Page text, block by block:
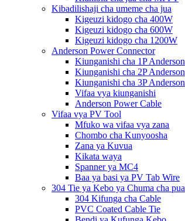
Kibadilishaji cha umeme cha jua
Kigeuzi kidogo cha 400W
Kigeuzi kidogo cha 600W
Kigeuzi kidogo cha 1200W
Anderson Power Connector
Kiunganishi cha 1P Anderson
Kiunganishi cha 2P Anderson
Kiunganishi cha 3P Anderson
Vifaa vya kiunganishi
Anderson Power Cable
Vifaa vya PV Tool
Mfuko wa vifaa vya zana
Chombo cha Kunyoosha
Zana ya Kuvua
Kikata waya
Spanner ya MC4
Baa ya basi ya PV Tab Wire
304 Tie ya Kebo ya Chuma cha pua
304 Kifunga cha Cable
PVC Coated Cable Tie